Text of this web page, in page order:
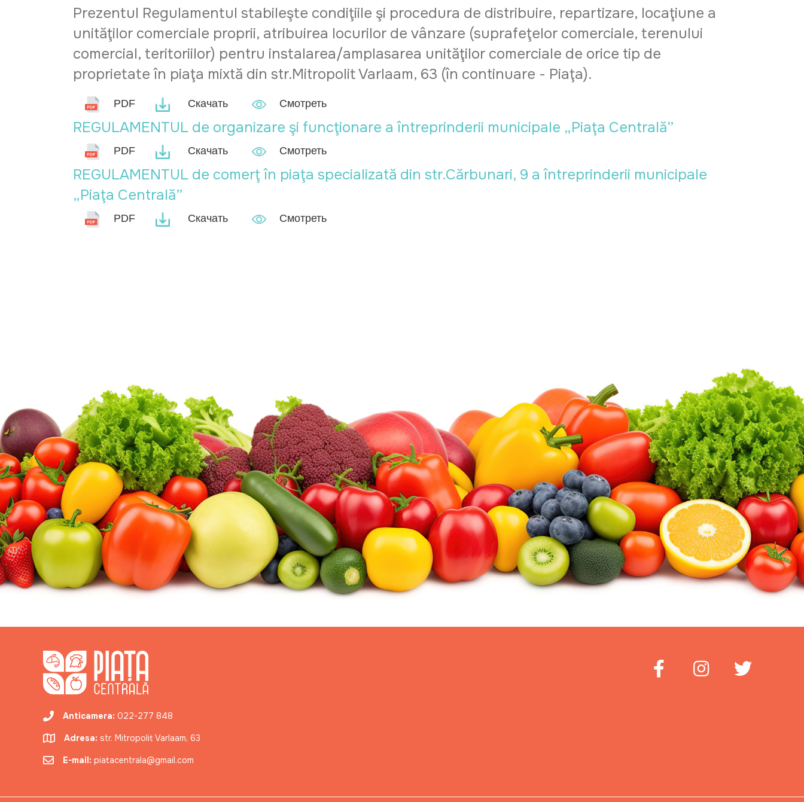
Prezentul Regulamentul stabileşte condiţiile şi procedura de distribuire, repartizare, locaţiune a
unităţilor comerciale proprii, atribuirea locurilor de vânzare (suprafeţelor comerciale, terenului
comercial, teritoriilor) pentru instalarea/amplasarea unităţilor comerciale de orice tip de
proprietate în piaţa mixtă din str.Mitropolit Varlaam, 63 (în continuare - Piaţa).
PDF Скачать Смотреть
REGULAMENTUL de organizare şi funcţionare a întreprinderii municipale „Piaţa Centrală”
PDF Скачать Смотреть
REGULAMENTUL de comerţ în piaţa specializată din str.Cărbunari, 9 a întreprinderii municipale
„Piaţa Centrală”
PDF Скачать Смотреть
Anticamera: 022-277 848
Adresa: str. Mitropolit Varlaam, 63
E-mail: piatacentrala@gmail.com